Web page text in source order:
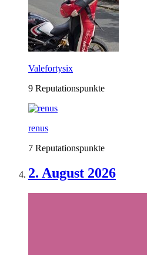
Valefortysix
9 Reputationspunkte
renus
7 Reputationspunkte
2. August 2026